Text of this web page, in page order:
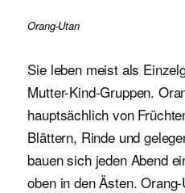
Orang-Utan
Sie leben meist als
Mutter-Kind-Gruppen.
hauptsächlich von
Blättern, Rinde und
bauen sich jeden Abend
oben in den Ästen.